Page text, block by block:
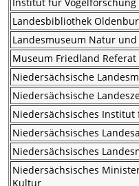
Landesbibliothek
Landesmuseum Natur und
Museum Friedland Referat
Niedersächsische
Niedersächsische
Niedersächsisches
Niedersächsisches
Niedersächsisches
Niedersächsisches
Kultur